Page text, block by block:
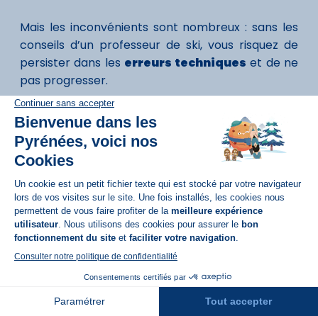
Réservation
Mais les inconvénients sont nombreux : sans les
conseils d’un professeur de ski, vous risquez de
persister dans les erreurs techniques et de ne
pas progresser.
Au final, vous allez rapidement vous décourager.
Sans compter les risques de blessure lors d’une
mauvaise chute. Et sur les pistes, connaitre et